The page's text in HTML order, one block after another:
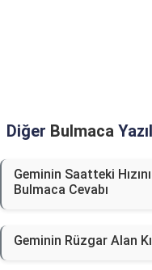
Diğer Bulmaca
Geminin Saatteki
Bulmaca Cevabı
Geminin Rüzgar Alan